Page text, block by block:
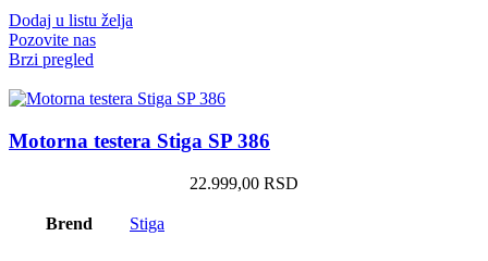
Dodaj u listu želja
Pozovite nas
Brzi pregled
Motorna testera Stiga SP 386
22.999,00 RSD
Brend Stiga